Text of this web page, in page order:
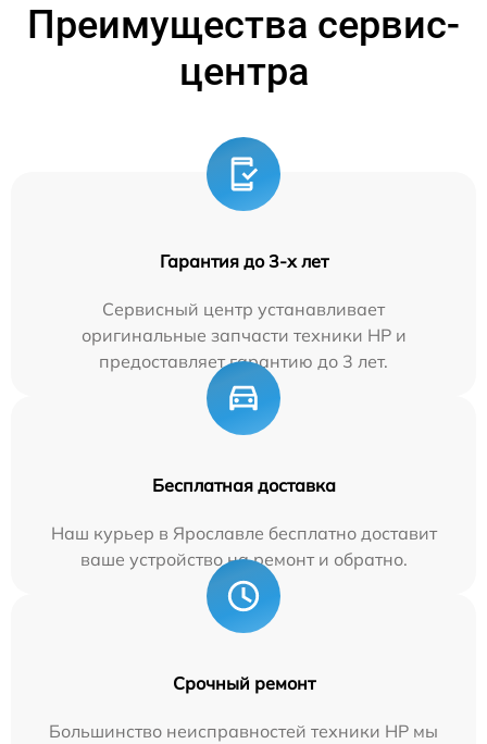
Преимущества сервис-
центра
Гарантия до 3-х лет
Сервисный центр устанавливает
оригинальные запчасти техники HP и
предоставляет гарантию до 3 лет.
Бесплатная доставка
Наш курьер в Ярославле бесплатно доставит
ваше устройство на ремонт и обратно.
Срочный ремонт
Большинство неисправностей техники HP мы